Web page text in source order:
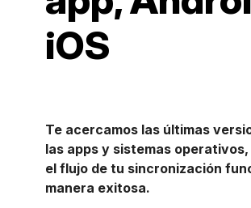
iOS
Te acercamos las últimas
las apps y sistemas
el flujo de tu sincronización
manera exitosa.